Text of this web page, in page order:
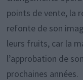
points de vente, la
refonte de son
leurs fruits, car la
l’approbation de
prochaines années.